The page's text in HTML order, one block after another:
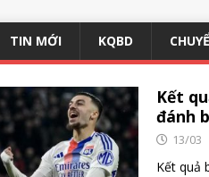
TIN MỚI KQBD
Kết
đánh
13/03
Kết quả